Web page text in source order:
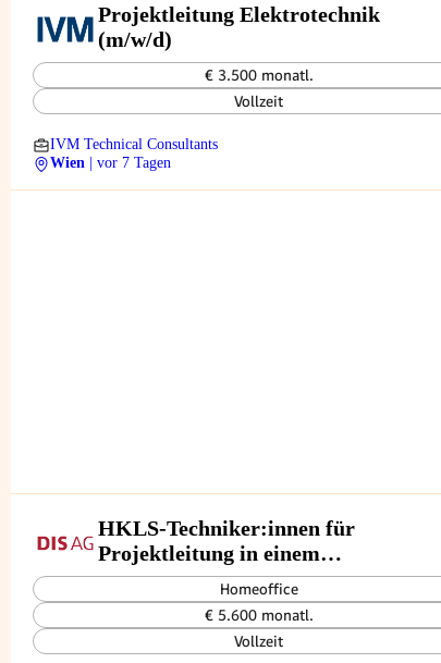
Projektleitung Elektrotechnik
(m/w/d)
€ 3.500 monatl.
Vollzeit
IVM Technical Consultants
Wien
| vor 7 Tagen
HKLS-Techniker:innen für
Projektleitung in einem
Unternehmen der gewerblichen
Gebäudetechnik (m/w/d)
Homeoffice
€ 5.600 monatl.
Vollzeit